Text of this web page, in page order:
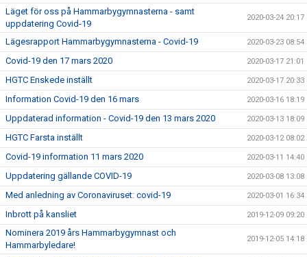
Läget för oss på Hammarbygymnasterna - samt
uppdatering Covid-19
2020-03-24 20:17
Lägesrapport Hammarbygymnasterna - Covid-19 2020-03-23 08:54
Covid-19 den 17 mars 2020 2020-03-17 21:01
HGTC Enskede inställt 2020-03-17 20:33
Information Covid-19 den 16 mars 2020-03-16 18:19
Uppdaterad information - Covid-19 den 13 mars 2020 2020-03-13 18:09
HGTC Farsta inställt 2020-03-12 08:02
Covid-19 information 11 mars 2020 2020-03-11 14:40
Uppdatering gällande COVID-19 2020-03-08 13:08
Med anledning av Coronaviruset: covid-19 2020-03-01 16:34
Inbrott på kansliet 2019-12-09 09:20
Nominera 2019 års Hammarbygymnast och
Hammarbyledare!
2019-12-05 14:18